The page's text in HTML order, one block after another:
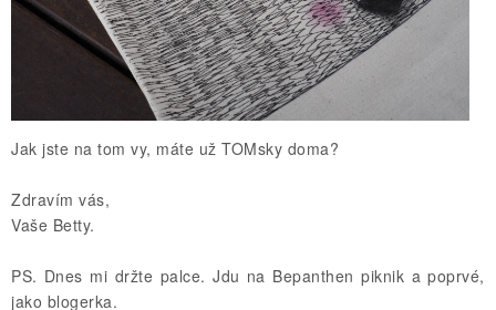
Jak jste na tom vy, máte už TOMsky doma?
Zdravím vás,
Vaše Betty.
PS. Dnes mi držte palce. Jdu na Bepanthen piknik a poprvé,
jako blogerka.